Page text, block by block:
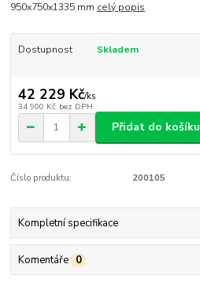
950x750x1335 mm celý popis
Dostupnost Skladem
42 229 Kč/ks
34 900 Kč bez DPH
Přidat do košíku
Číslo produktu: 200105
Kompletní specifikace
Komentáře 0